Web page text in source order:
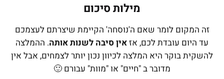
מילות סיכום
זה המקום לומר שאם ה'נוסחה' הקיימת שיצרתם לעצמכם
עד היום עובדת לכם, אזאין סיבה לשנות אותה. ההמלצה
להשקית בוקר היא המלצה לכיוון נכון יותר לצמחים, אבל אין
מדובר ב "חיים" או "מוות" עבורם 🙂